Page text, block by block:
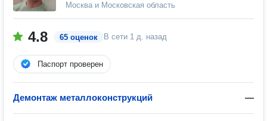
Москва и Московская область
4.8 65 оценок В сети 1 д. назад
Паспорт проверен
Демонтаж металлоконструкций —